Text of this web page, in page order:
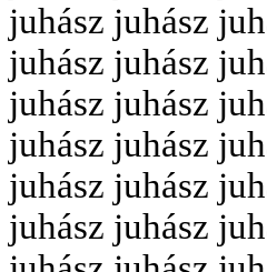
juhász juhász
juhász juhász
juhász juhász
juhász juhász
juhász juhász
juhász juhász